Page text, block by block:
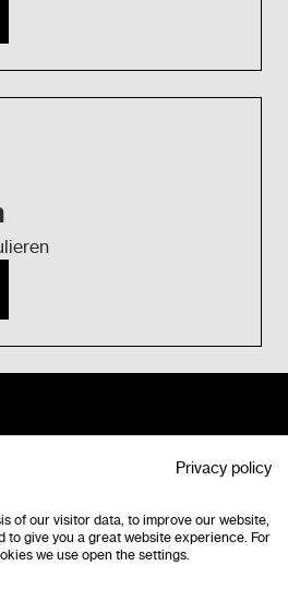
Privacy policy
of our visitor data, to improve our website,
to give you a great website experience. For
we use open the settings.